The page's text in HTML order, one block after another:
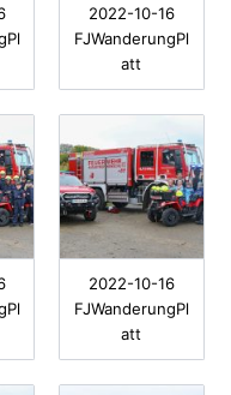
2022-10-16
FJWanderungPl
att
2022-10-16
FJWanderungPl
att